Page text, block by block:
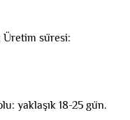
Üretim süresi:
yaklaşık 18-25 gün.